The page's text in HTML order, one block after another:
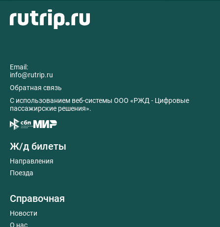
Email:
info@rutrip.ru
Обратная связь
C использованием веб-системы ООО «РЖД - Цифровые
пассажирские решения».
Ж/д билеты
Направления
Поезда
Справочная
Новости
О нас